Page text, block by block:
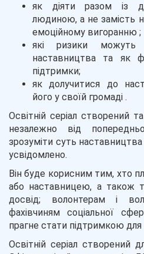
як діяти разом із
людиною, а не замість
емоційному вигоранню ;
які ризики можуть
наставництва та як
підтримки;
як долучитися до
його у своїй громаді .
Освітній серіал
незалежно від
зрозуміти суть наставництва
усвідомлено.
Він буде корисним тим, хто
або наставницею, а також
досвід; волонтерам і
фахівчиням соціальної
прагне стати підтримкою для
Освітній серіал створений